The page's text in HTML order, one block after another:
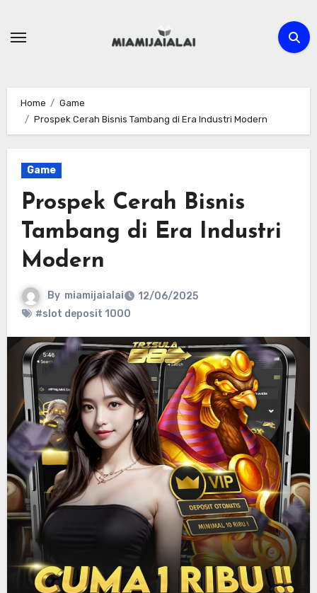
Home
Game
Prospek Cerah Bisnis Tambang di Era Industri Modern
Game
Prospek Cerah Bisnis
Tambang di Era Industri
Modern
By miamijaialai
12/06/2025
#slot deposit 1000